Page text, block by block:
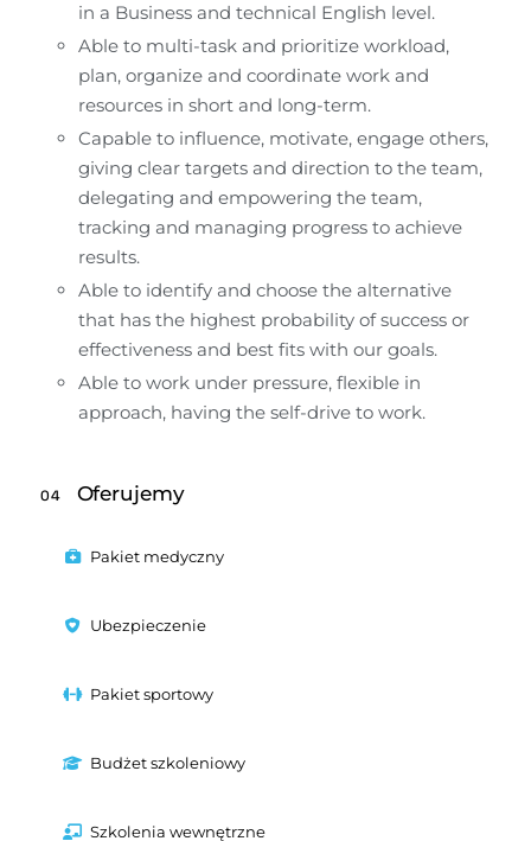
in a Business and technical English level.
Able to multi-task and prioritize workload,
plan, organize and coordinate work and
resources in short and long-term.
Capable to influence, motivate, engage others,
giving clear targets and direction to the team,
delegating and empowering the team,
tracking and managing progress to achieve
results.
Able to identify and choose the alternative
that has the highest probability of success or
effectiveness and best fits with our goals.
Able to work under pressure, flexible in
approach, having the self-drive to work.
04 Oferujemy
Pakiet medyczny
Ubezpieczenie
Pakiet sportowy
Budżet szkoleniowy
Szkolenia wewnętrzne